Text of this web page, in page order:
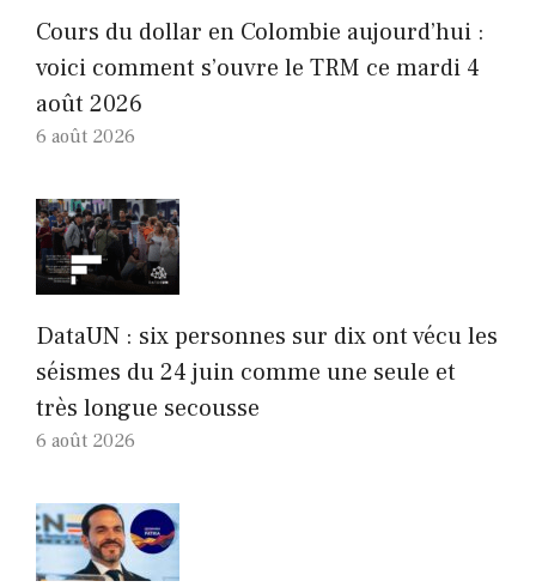
Cours du dollar en Colombie aujourd’hui :
voici comment s’ouvre le TRM ce mardi 4
août 2026
6 août 2026
DataUN : six personnes sur dix ont vécu les
séismes du 24 juin comme une seule et
très longue secousse
6 août 2026